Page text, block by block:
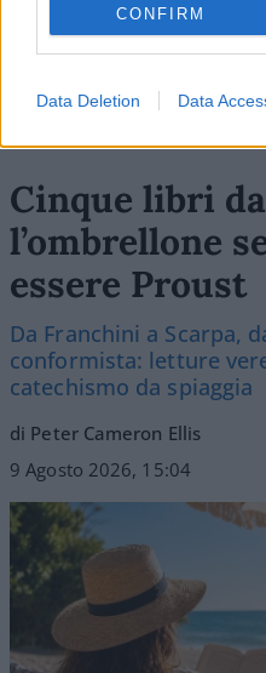
CONFIRM
Data Deletion Data
Cinque libri
l’ombrellone
essere Proust
Da Franchini a Scarpa,
conformista: letture
catechismo da spiaggia
di Peter Cameron Ellis
9 Agosto 2026, 15:04